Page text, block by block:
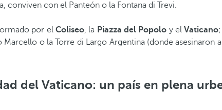
con el Panteón o la Fontana di Trevi.
por el Coliseo, la Piazza del Popolo y elVaticano
o la Torre di Largo Argentina (donde asesinaron
del Vaticano: un país en plena